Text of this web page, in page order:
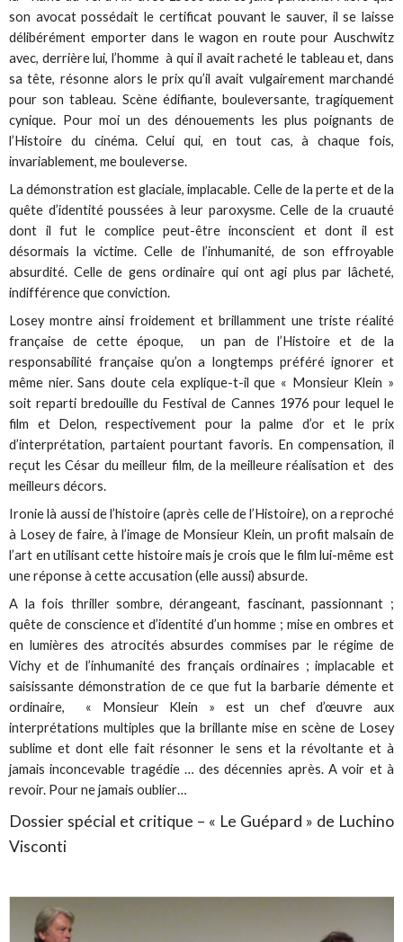
son avocat possédait le certificat pouvant le sauver, il se laisse
délibérément emporter dans le wagon en route pour Auschwitz
avec, derrière lui, l’homme à qui il avait racheté le tableau et, dans
sa tête, résonne alors le prix qu’il avait vulgairement marchandé
pour son tableau. Scène édifiante, bouleversante, tragiquement
cynique. Pour moi un des dénouements les plus poignants de
l’Histoire du cinéma. Celui qui, en tout cas, à chaque fois,
invariablement, me bouleverse.
La démonstration est glaciale, implacable. Celle de la perte et de la
quête d’identité poussées à leur paroxysme. Celle de la cruauté
dont il fut le complice peut-être inconscient et dont il est
désormais la victime. Celle de l’inhumanité, de son effroyable
absurdité. Celle de gens ordinaire qui ont agi plus par lâcheté,
indifférence que conviction.
Losey montre ainsi froidement et brillamment une triste réalité
française de cette époque, un pan de l’Histoire et de la
responsabilité française qu’on a longtemps préféré ignorer et
même nier. Sans doute cela explique-t-il que « Monsieur Klein »
soit reparti bredouille du Festival de Cannes 1976 pour lequel le
film et Delon, respectivement pour la palme d’or et le prix
d’interprétation, partaient pourtant favoris. En compensation, il
reçut les César du meilleur film, de la meilleure réalisation et des
meilleurs décors.
Ironie là aussi de l’histoire (après celle de l’Histoire), on a reproché
à Losey de faire, à l’image de Monsieur Klein, un profit malsain de
l’art en utilisant cette histoire mais je crois que le film lui-même est
une réponse à cette accusation (elle aussi) absurde.
A la fois thriller sombre, dérangeant, fascinant, passionnant ;
quête de conscience et d’identité d’un homme ; mise en ombres et
en lumières des atrocités absurdes commises par le régime de
Vichy et de l’inhumanité des français ordinaires ; implacable et
saisissante démonstration de ce que fut la barbarie démente et
ordinaire, « Monsieur Klein » est un chef d’œuvre aux
interprétations multiples que la brillante mise en scène de Losey
sublime et dont elle fait résonner le sens et la révoltante et à
jamais inconcevable tragédie … des décennies après. A voir et à
revoir. Pour ne jamais oublier…
Dossier spécial et critique – « Le Guépard » de Luchino
Visconti